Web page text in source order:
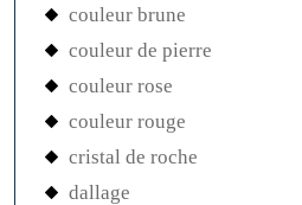
couleur brune
couleur de pierre
couleur rose
couleur rouge
cristal de roche
dallage